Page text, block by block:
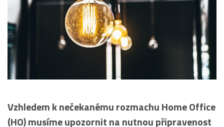
Vzhledem k nečekanému rozmachu Home Office
(HO) musíme upozornit na nutnou připravenost